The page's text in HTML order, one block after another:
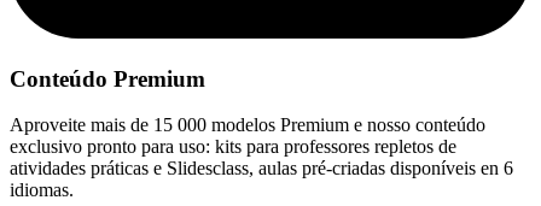
Conteúdo Premium
Aproveite mais de 15 000 modelos Premium e nosso conteúdo
exclusivo pronto para uso: kits para professores repletos de
atividades práticas e Slidesclass, aulas pré-criadas disponíveis en 6
idiomas.